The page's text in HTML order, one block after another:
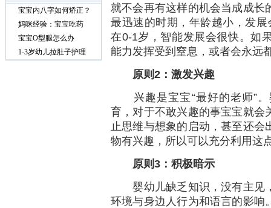
就不会再有这样的机会当成成长
最迅速的时期，年龄越小，发
在0-1岁，智能发展会很快。如
能力发挥受到窒息，或者会永远
原则2 ：激发兴趣
兴趣是宝宝“最好的老师”。
育，对于不敢兴趣的事宝宝就会
止思维与想象的启动，甚至还
物有兴趣，所以可以充分利用这
原则3 ：积极暗示
婴幼儿缺乏知识，没有主见
环境与身边人行为和语言的影响
宝宝内八字如何矫正？
妈咪经验：宝宝吃药
宝宝O型腿怎么办
1-3岁幼儿拉肚子护理